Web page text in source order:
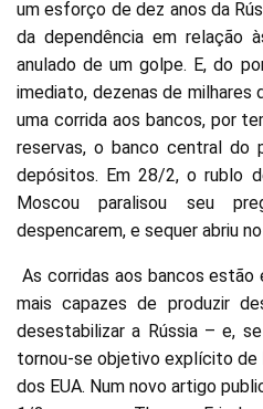
um esforço de dez anos da
da dependência em relação
anulado de um golpe. E, do
imediato, dezenas de milhares
uma corrida aos bancos, por
reservas, o banco central do
depósitos. Em 28/2, o rublo
Moscou paralisou seu
despencarem, e sequer abriu
As corridas aos bancos
mais capazes de produzir
desestabilizar a Rússia – e,
tornou-se objetivo explícito
dos EUA. Num novo artigo